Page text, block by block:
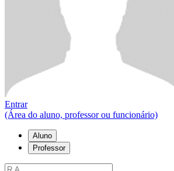
Entrar
(Área do aluno, professor ou funcionário)
Aluno
Professor